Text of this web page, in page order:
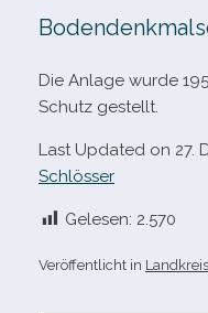
Die Anlage wurde
Schutz gestellt.
Last Updated on 27.
Schlösser
Gelesen: 2.570
Veröffentlicht in